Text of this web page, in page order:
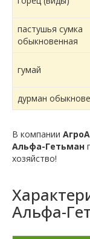
пастушья сумка
обыкновенная
гумай
дурман
В компании
Альфа-Гетьман
хозяйство!
Альфа-